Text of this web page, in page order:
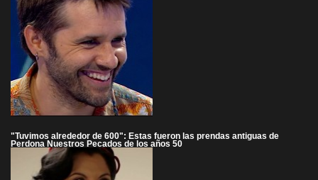
"Tuvimos alrededor de 600": Estas fueron las prendas antiguas de
Perdona Nuestros Pecados de los años 50